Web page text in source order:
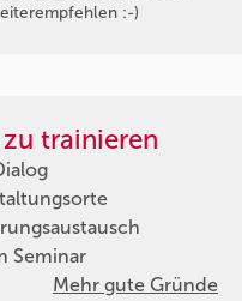
:-)
trainieren
Seminar
Mehr gute Gründe